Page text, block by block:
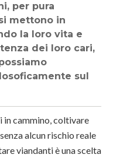
mettono in
la loro vita e
dei loro cari,
sul
cammino, coltivare
alcun rischio reale
viandanti è una scelta